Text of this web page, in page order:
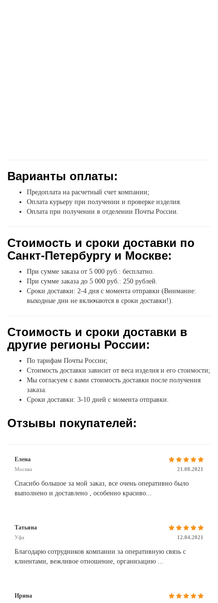
Варианты оплаты:
Предоплата на расчетный счет компании;
Оплата курьеру при получении и проверке изделия.
Оплата при получении в отделении Почты России.
Стоимость и сроки доставки по
Санкт-Петербургу и Москве:
При сумме заказа от 5 000 руб.: бесплатно.
При сумме заказа до 5 000 руб.: 250 рублей.
Сроки доставки: 2-4 дня с момента отправки (Внимание:
выходные дни не включаются в сроки доставки!).
Стоимость и сроки доставки в
другие регионы России:
По тарифам Почты России;
Стоимость доставки зависит от веса изделия и его стоимости;
Мы согласуем с вами стоимость доставки после получения
заказа.
Сроки доставки: 3-10 дней с момента отправки.
Отзывы покупателей:
Елена
Москва 21.08.2021
Спасибо большое за мой заказ, все очень оперативно было
выполнено и доставлено , особенно красиво...
Татьяна
Уфа 12.04.2021
Благодарю сотрудников компании за оперативную связь с
клиентами, вежливое отношение, организацию ...
Ирина